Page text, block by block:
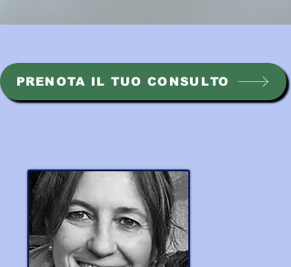
PRENOTA IL TUO CONSULTO